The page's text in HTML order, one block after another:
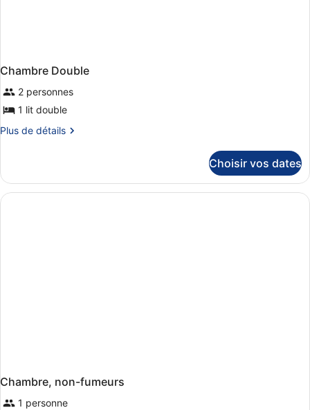
Chambre Double
2 personnes
1 lit double
Plus de détails
Plus
le
type
de
Choisir vos dates
Chambre, non-fumeurs
1 personne